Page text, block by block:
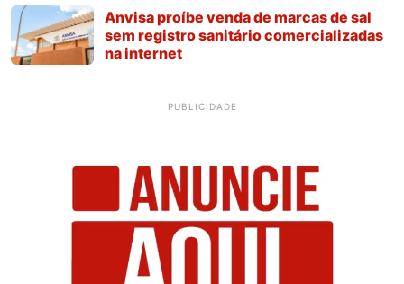
Anvisa proíbe venda de marcas de sal
sem registro sanitário comercializadas
na internet
PUBLICIDADE